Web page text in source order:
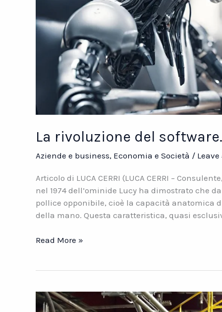
La rivoluzione del
Aziende e business, Economia e Società /
Articolo di LUCA CERRI (LUCA CERRI –
nel 1974 dell’ominide Lucy ha dimostrato che
pollice opponibile, cioè la capacità anatomica
della mano. Questa caratteristica, quasi
La
Verso
la
Read More »